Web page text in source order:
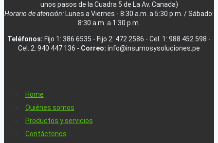
unos pasos de la Cuadra 5 de La Av. Canada)
Horario de atención: Lunes a Viernes - 8:30 a.m. a 5:30 p.m. / Sábado:
8:30 a.m. a 1:30 p.m.
Teléfonos: Fijo 1: 386 6535 - Fijo 2: 472 2586 - Cel. 1: 988 452 598 -
Cel. 2: 940 447 136 - Correo: info@insumosysoluciones.pe
Home
Quiénes somos
Productos y servicios
Contáctenos